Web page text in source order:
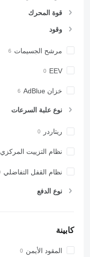
قوة المحرك
وقود
مرشح الجسيمات
EEV
خزان AdBlue
نوع علبة السرعات
ريتاردر
نظام التزييت المركزي
نظام القفل التفاضلي
نوع الدفع
كابينة
المقود الأيمن